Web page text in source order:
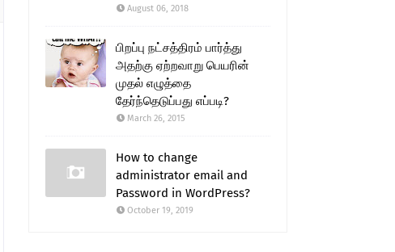
August 06, 2018
பிறப்பு நட்சத்திரம் பார்த்து
அதற்கு ஏற்றவாறு பெயரின்
முதல் எழுத்தை
தேர்ந்தெடுப்பது எப்படி?
March 26, 2015
How to change
administrator email and
Password in WordPress?
October 19, 2019